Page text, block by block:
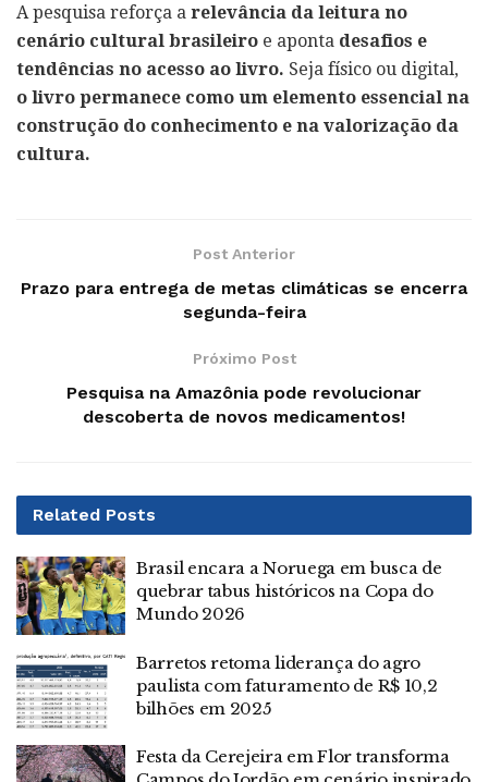
A pesquisa reforça a relevância da leitura no
cenário cultural brasileiro e aponta desafios e
tendências no acesso ao livro. Seja físico ou digital,
o livro permanece como um elemento essencial na
construção do conhecimento e na valorização da
cultura.
Post Anterior
Prazo para entrega de metas climáticas se encerra
segunda-feira
Próximo Post
Pesquisa na Amazônia pode revolucionar
descoberta de novos medicamentos!
Related Posts
Brasil encara a Noruega em busca de
quebrar tabus históricos na Copa do
Mundo 2026
Barretos retoma liderança do agro
paulista com faturamento de R$ 10,2
bilhões em 2025
Festa da Cerejeira em Flor transforma